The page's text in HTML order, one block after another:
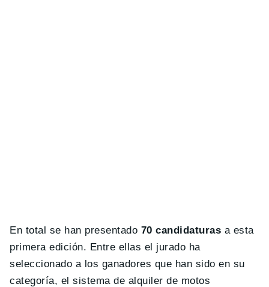
En total se han presentado 70 candidaturas a esta
primera edición. Entre ellas el jurado ha
seleccionado a los ganadores que han sido en su
categoría, el sistema de alquiler de motos